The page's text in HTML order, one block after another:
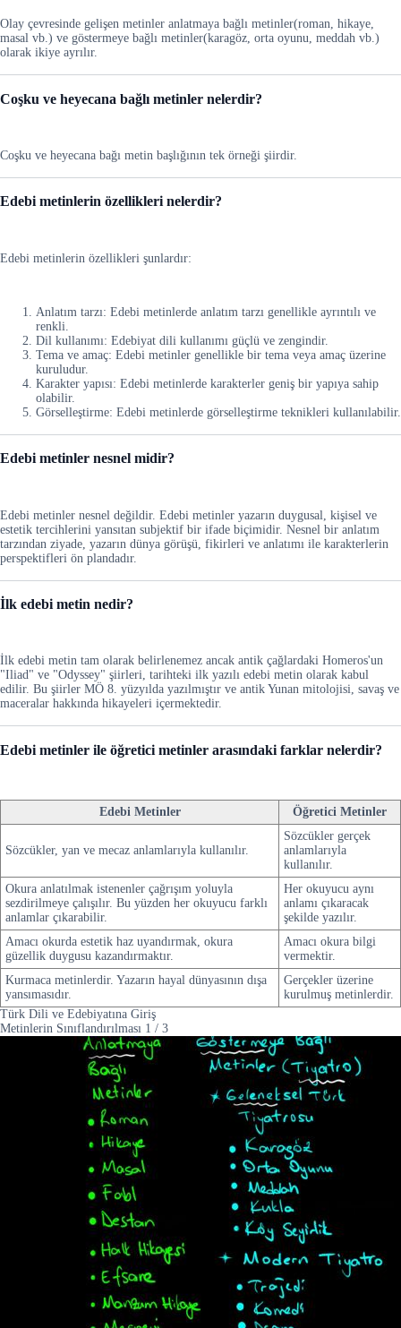
Olay çevresinde gelişen metinler anlatmaya bağlı metinler(roman, hikaye,
masal vb.) ve göstermeye bağlı metinler(karagöz, orta oyunu, meddah vb.)
olarak ikiye ayrılır.
Coşku ve heyecana bağlı metinler nelerdir?
Coşku ve heyecana bağı metin başlığının tek örneği şiirdir.
Edebi metinlerin özellikleri nelerdir?
Edebi metinlerin özellikleri şunlardır:
Anlatım tarzı: Edebi metinlerde anlatım tarzı genellikle ayrıntılı ve
renkli.
Dil kullanımı: Edebiyat dili kullanımı güçlü ve zengindir.
Tema ve amaç: Edebi metinler genellikle bir tema veya amaç üzerine
kuruludur.
Karakter yapısı: Edebi metinlerde karakterler geniş bir yapıya sahip
olabilir.
Görselleştirme: Edebi metinlerde görselleştirme teknikleri kullanılabilir.
Edebi metinler nesnel midir?
Edebi metinler nesnel değildir. Edebi metinler yazarın duygusal, kişisel ve
estetik tercihlerini yansıtan subjektif bir ifade biçimidir. Nesnel bir anlatım
tarzından ziyade, yazarın dünya görüşü, fikirleri ve anlatımı ile karakterlerin
perspektifleri ön plandadır.
İlk edebi metin nedir?
İlk edebi metin tam olarak belirlenemez ancak antik çağlardaki Homeros'un
"Iliad" ve "Odyssey" şiirleri, tarihteki ilk yazılı edebi metin olarak kabul
edilir. Bu şiirler MÖ 8. yüzyılda yazılmıştır ve antik Yunan mitolojisi, savaş ve
maceralar hakkında hikayeleri içermektedir.
Edebi metinler ile öğretici metinler arasındaki farklar nelerdir?
Edebi Metinler Öğretici Metinler
Sözcükler, yan ve mecaz anlamlarıyla kullanılır.
Sözcükler gerçek
anlamlarıyla
kullanılır.
Okura anlatılmak istenenler çağrışım yoluyla
sezdirilmeye çalışılır. Bu yüzden her okuyucu farklı
anlamlar çıkarabilir.
Her okuyucu aynı
anlamı çıkaracak
şekilde yazılır.
Amacı okurda estetik haz uyandırmak, okura
güzellik duygusu kazandırmaktır.
Amacı okura bilgi
vermektir.
Kurmaca metinlerdir. Yazarın hayal dünyasının dışa
yansımasıdır.
Gerçekler üzerine
kurulmuş metinlerdir.
Türk Dili ve Edebiyatına Giriş
Metinlerin Sınıflandırılması 1 / 3